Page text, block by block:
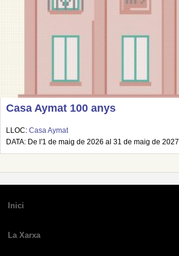
Casa Aymat 100 anys
LLOC: Casa Aymat
DATA: De l'1 de maig de 2026 al 31 de maig de 2027
Inici
La Xarxa